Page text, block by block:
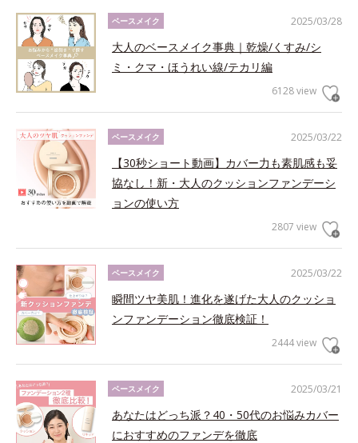
2025/03/28
ベースメイク
大人のベースメイク事典｜乾燥/くすみ/シ
ミ・クマ・ほうれい線/テカリ編
6128 view
2025/03/22
ベースメイク
【30秒ショート動画】カバー力も素肌感も妥
協なし！新・大人のクッションファンデーシ
ョンの使い方
2807 view
2025/03/22
ベースメイク
瞬間ツヤ美肌！進化を遂げた大人のクッショ
ンファンデーション徹底検証！
2444 view
2025/03/21
ベースメイク
あなたはどっち派？40・50代のお悩みカバー
におすすめのファンデを徹底